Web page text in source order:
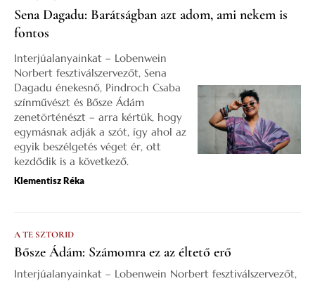
Sena Dagadu: Barátságban azt adom, ami nekem is
fontos
Interjúalanyainkat – Lobenwein
Norbert fesztiválszervezőt, Sena
Dagadu énekesnő, Pindroch Csaba
színművészt és Bősze Ádám
zenetörténészt – arra kértük, hogy
egymásnak adják a szót, így ahol az
egyik beszélgetés véget ér, ott
kezdődik is a következő.
Klementisz Réka
A TE SZTORID
Bősze Ádám: Számomra ez az éltető erő
Interjúalanyainkat – Lobenwein Norbert fesztiválszervezőt,